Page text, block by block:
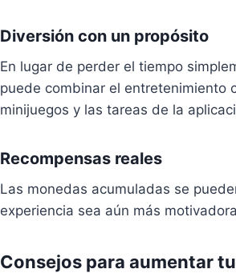
Diversión con un propósito
En lugar de perder el tiempo
puede combinar el entretenimiento
minijuegos y las tareas de la
Recompensas reales
Las monedas acumuladas se
experiencia sea aún más
Consejos para aumentar